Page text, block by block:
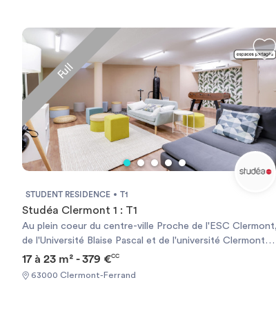
Full
STUDENT RESIDENCE T1
Studéa Clermont 1 : T1
Au plein coeur du centre-ville Proche de l'ESC Clermont,
de l'Université Blaise Pascal et de l'université Clermont
Auvergne A quelques minutes à pieds du Tram A A
proximité de la Gare Clermont-Ferrand Commerces de
proximité, bars et restaurants à proximité LES + STUDÉA* :
17 à 23 m² - 379 €CC
63000 Clermont-Ferrand